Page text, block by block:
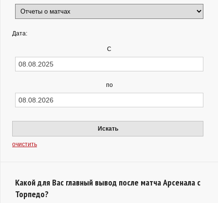
Дата:
С
по
Искать
очистить
Какой для Вас главный вывод после матча Арсенала с
Торпедо?